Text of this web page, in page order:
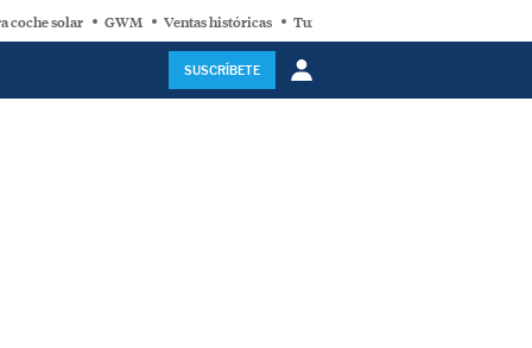
coche solar GWM Ventas históricas Turbina eólica
SUSCRÍBETE